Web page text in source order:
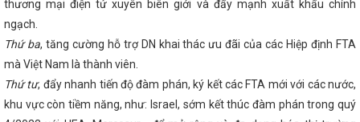
quả hoạt động quý I, triển khai nhiệm vụ quý II và hoạt động
THÔNG BÁO TỔ CHỨC LỄ HỘI CAM VÀ CÁC SẢN PHẨM HÀ
NGÀY TRUYỀN THỐNG NGÀNH CÔNG THƯƠNG (14/5/1951 –
hội: Hoàn thành vị trí việc làm để cải cách tiền lương từ 1/7
niệm Ngày Phụ nữ Việt Nam 20/10 tại các CĐCS
Hội nghị
nhãn hiệu sản phẩm công nghiệp nông thôn; chuyển đổi số
triển công nghiệp
Tập đoàn Vingroup hỗ trợ Hà Tĩnh 15
thương mại điện tử xuyên biên giới và đẩy mạnh xuất khẩu chính
ngạch.
Thứ ba, tăng cường hỗ trợ DN khai thác ưu đãi của các Hiệp định FTA
mà Việt Nam là thành viên.
Thứ tư, đẩy nhanh tiến độ đàm phán, ký kết các FTA mới với các nước,
khu vực còn tiềm năng, như: Israel, sớm kết thúc đàm phán trong quý